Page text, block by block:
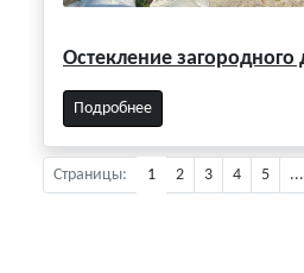
Остекление
Подробнее
Страницы: 1 2 3 4 5 ...